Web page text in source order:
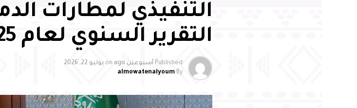
التنفيذي لمطارات
التقرير السنوي لعام 2025
Published أسبوعين ago on يوليو 22, 2026
By
almowatenalyoum